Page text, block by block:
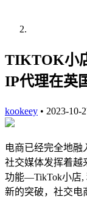
TIKTOK小
IP代理在英
kookeey • 2023-10-
电商已经完全地融
社交媒体发挥着越
功能—TikTok小店,
新的突破，社交电